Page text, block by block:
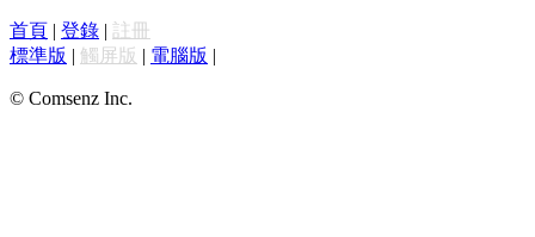
首頁 | 登錄 | 註冊
標準版 | 觸屏版 | 電腦版 |
© Comsenz Inc.